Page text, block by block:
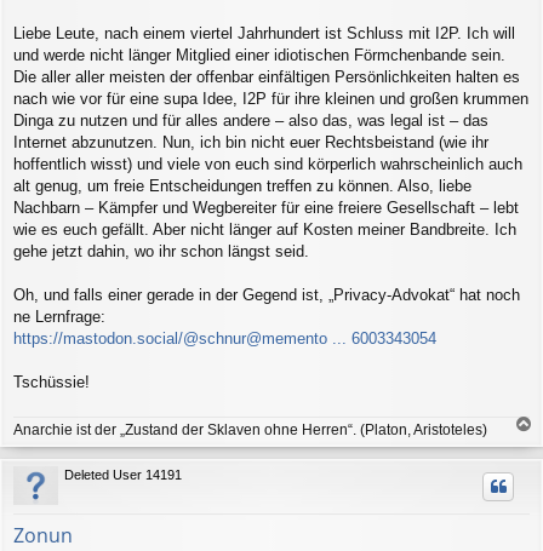
Liebe Leute, nach einem viertel Jahrhundert ist Schluss mit I2P. Ich will
und werde nicht länger Mitglied einer idiotischen Förmchenbande sein.
Die aller aller meisten der offenbar einfältigen Persönlichkeiten halten es
nach wie vor für eine supa Idee, I2P für ihre kleinen und großen krummen
Dinga zu nutzen und für alles andere – also das, was legal ist – das
Internet abzunutzen. Nun, ich bin nicht euer Rechtsbeistand (wie ihr
hoffentlich wisst) und viele von euch sind körperlich wahrscheinlich auch
alt genug, um freie Entscheidungen treffen zu können. Also, liebe
Nachbarn – Kämpfer und Wegbereiter für eine freiere Gesellschaft – lebt
wie es euch gefällt. Aber nicht länger auf Kosten meiner Bandbreite. Ich
gehe jetzt dahin, wo ihr schon längst seid.
Oh, und falls einer gerade in der Gegend ist, „Privacy-Advokat“ hat noch
ne Lernfrage:
https://mastodon.social/@schnur@memento ... 6003343054
Tschüssie!
Anarchie ist der „Zustand der Sklaven ohne Herren“. (Platon, Aristoteles)
o
p
Deleted User 14191
Zonun